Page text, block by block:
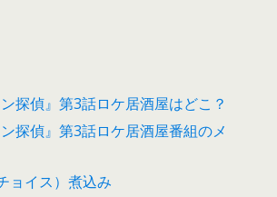
ン探偵』第3話ロケ居酒屋はどこ？
ン探偵』第3話ロケ居酒屋番組のメ
ョイス）煮込み